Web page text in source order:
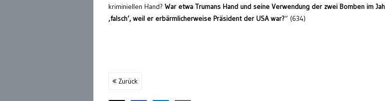
kriminiellen Hand? War etwa Trumans Hand und seine Verwendung der zwei Bomben im
‚falsch‘, weil er erbärmlicherweise Präsident der USA war?“ (634)
Zurück